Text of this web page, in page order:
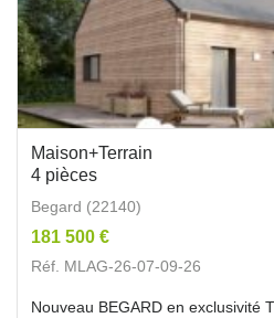
Maison+Terrain
4 pièces
Begard (22140)
181 500 €
Réf. MLAG-26-07-09-26
Nouveau BEGARD en exclusivité